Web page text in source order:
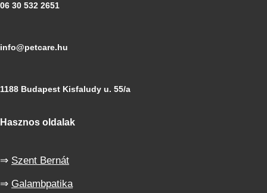
06 30 532 2651
info@petcare.hu
1188 Budapest Kisfaludy u. 55/a
Hasznos oldalak
⇒ Szent Bernát
⇒ Galambpatika